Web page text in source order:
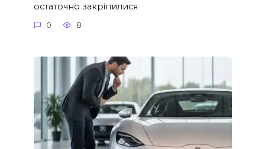
остаточно закріпилися
0 8